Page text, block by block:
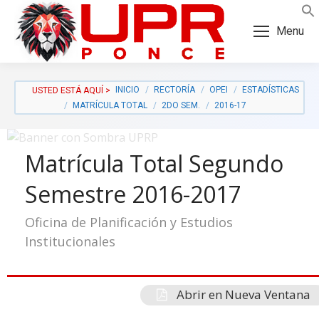
Skip
Content
Skip
navigation
Menu
INICIO RECTORÍA OPEI
ESTADÍSTICAS
MATRÍCULA TOTAL
2DO SEM. 2016-17
Matrícula Total Segundo
Semestre 2016-2017
Oficina de Planificación y Estudios
Institucionales
Abrir en Nueva Ventana